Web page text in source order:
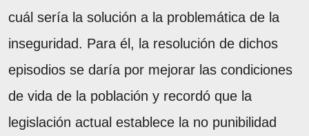
cuál sería la solución a la problemática de la
inseguridad. Para él, la resolución de dichos
episodios se daría por mejorar las condiciones
de vida de la población y recordó que la
legislación actual establece la no punibilidad